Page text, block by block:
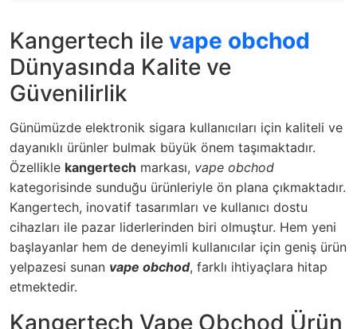
Kangertech ile vape obchod
Dünyasında Kalite ve
Güvenilirlik
Günümüzde elektronik sigara kullanıcıları için kaliteli ve
dayanıklı ürünler bulmak büyük önem taşımaktadır.
Özellikle kangertech markası, vape obchod
kategorisinde sunduğu ürünleriyle ön plana çıkmaktadır.
Kangertech, inovatif tasarımları ve kullanıcı dostu
cihazları ile pazar liderlerinden biri olmuştur. Hem yeni
başlayanlar hem de deneyimli kullanıcılar için geniş ürün
yelpazesi sunan vape obchod, farklı ihtiyaçlara hitap
etmektedir.
Kangertech Vape Obchod Ürün